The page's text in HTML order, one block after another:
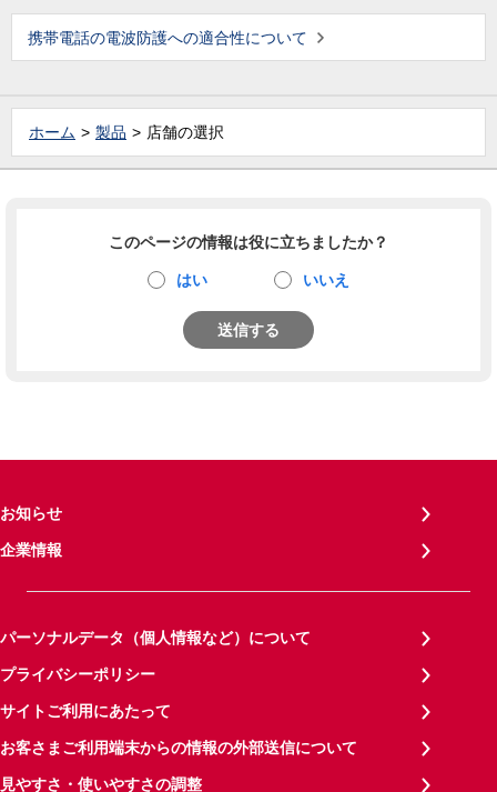
携帯電話の電波防護への適合性について
ホーム 製品 店舗の選択
このページの情報は役に立ちましたか？
はい いいえ
送信する
お知らせ
企業情報
パーソナルデータ（個人情報など）について
プライバシーポリシー
サイトご利用にあたって
お客さまご利用端末からの情報の外部送信について
見やすさ・使いやすさの調整